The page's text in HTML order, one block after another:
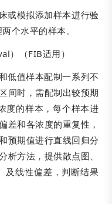
或模拟添加样本进行验
个水平的样本。
）（FIB适用）
低值样本配制一系列不
间时，需配制出较预期
度的样本，每个样本进
差和各浓度的重复性，
预期值进行直线回归分
析方法，提供散点图、
及线性偏差，判断结果